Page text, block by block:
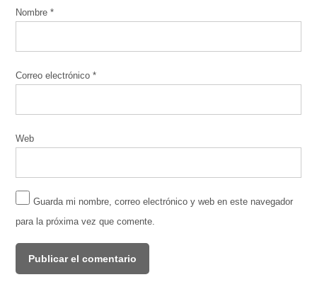
Nombre*
Correo electrónico*
Web
Guarda mi nombre, correo electrónico y web en este navegador
para la próxima vez que comente.